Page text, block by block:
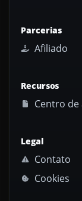
Parcerias
Afiliado
Recursos
Centro de
Legal
Contato
Cookies